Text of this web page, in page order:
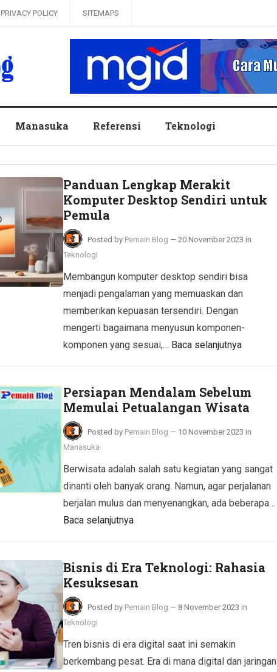
PRIVACY POLICY SITEMAPS
Manasuka Referensi Teknologi
Panduan Lengkap Merakit
Komputer Desktop Sendiri untuk
Pemula
Posted by Pemain Blog — 20 November 2023 in
Teknologi
Membangun komputer desktop sendiri bisa
menjadi pengalaman yang memuaskan dan
memberikan kepuasan tersendiri. Dengan
mengerti bagaimana menyusun komponen-
komponen yang sesuai,… Baca selanjutnya
Persiapan Mendalam Sebelum
Memulai Petualangan Wisata
Posted by Pemain Blog — 10 November 2023 in
Manasuka
Berwisata adalah salah satu kegiatan yang sangat
dinanti oleh banyak orang. Namun, agar perjalanan
berjalan mulus dan menyenangkan, ada beberapa…
Baca selanjutnya
Bisnis di Era Teknologi: Rahasia
Kesuksesan
Posted by Pemain Blog — 8 November 2023 in
Teknologi
Tren bisnis di era digital saat ini semakin
berkembang pesat. Era di mana digital dan jaringan